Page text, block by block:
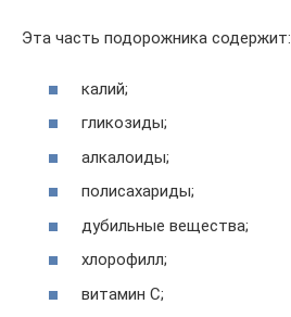
Эта часть подорожника содержит:
калий;
гликозиды;
алкалоиды;
полисахариды;
дубильные вещества;
хлорофилл;
витамин С;